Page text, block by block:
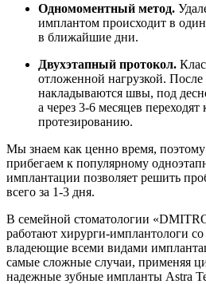
Одномоментный метод.
имплантом происходит в
в ближайшие дни.
Двухэтапный протокол.
отложенной нагрузкой.
накладываются швы, под
а через 3-6 месяцев
протезированию.
Мы знаем как ценно время,
прибегаем к популярному
имплантации позволяет решить
всего за 1-3 дня.
В семейной стоматологии
работают хирурги-имплантологи со
владеющие всеми видами
самые сложные случаи, применяя
надежные зубные импланты Astra